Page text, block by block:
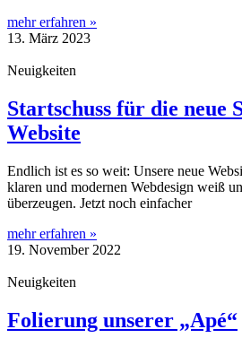
mehr erfahren »
13. März 2023
Neuigkeiten
Startschuss für die neue
Website
Endlich ist es so weit: Unsere neue
klaren und modernen Webdesign weiß
überzeugen. Jetzt noch einfacher
mehr erfahren »
19. November 2022
Neuigkeiten
Folierung unserer „Apé“